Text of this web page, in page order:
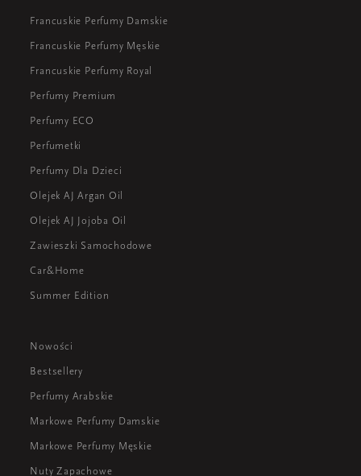
Francuskie Perfumy Damskie
Francuskie Perfumy Męskie
Francuskie Perfumy Royal
Perfumy Premium
Perfumy ECO
Perfumetki
Perfumy Dla Dzieci
Olejek AJ Argan Oil
Olejek AJ Jojoba Oil
Zawieszki Samochodowe
Car&Home
Summer Edition
Nowości
Bestsellery
Perfumy Arabskie
Markowe Perfumy Damskie
Markowe Perfumy Męskie
Nuty Zapachowe